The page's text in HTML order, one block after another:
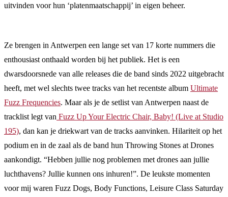
uitvinden voor hun ‘platenmaatschappij’ in eigen beheer.
Ze brengen in Antwerpen een lange set van 17 korte nummers die
enthousiast onthaald worden bij het publiek. Het is een
dwarsdoorsnede van alle releases die de band sinds 2022 uitgebracht
heeft, met wel slechts twee tracks van het recentste album Ultimate
Fuzz Frequencies. Maar als je de setlist van Antwerpen naast de
tracklist legt van Fuzz Up Your Electric Chair, Baby! (Live at Studio
195), dan kan je driekwart van de tracks aanvinken. Hilariteit op het
podium en in de zaal als de band hun Throwing Stones at Drones
aankondigt. “Hebben jullie nog problemen met drones aan jullie
luchthavens? Jullie kunnen ons inhuren!”. De leukste momenten
voor mij waren Fuzz Dogs, Body Functions, Leisure Class Saturday